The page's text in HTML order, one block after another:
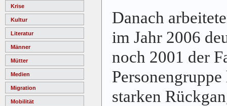
Krise
Kultur
Literatur
Männer
Mütter
Medien
Migration
Mobilität
Danach
im Jahr 2006
noch 2001 der
starken